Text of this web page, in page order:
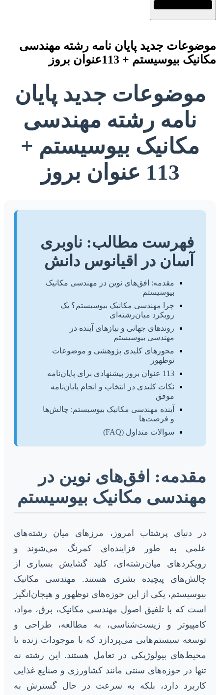
موضوعات جدید پایان نامه رشته مهندسی
مکانیک بیوسیستم + 113عنوان بروز
موضوعات جدید پایان
نامه رشته مهندسی
مکانیک بیوسیستم +
113 عنوان بروز
فهرست مطالب: ناوبری
آسان در اقیانوس دانش
مقدمه: افق‌های نوین در مهندسی مکانیک
بیوسیستم
چرا مهندسی مکانیک بیوسیستم؟ یک
رویکرد میان‌رشته‌ای
روندهای جهانی و نیازهای آینده در
مهندسی بیوسیستم
محورهای کلیدی پژوهشی و موضوعات
نوظهور
113 عنوان بروز پیشنهادی برای پایان‌نامه
نکات کلیدی در انتخاب و انجام پایان‌نامه
موفق
آینده مهندسی مکانیک بیوسیستم: چالش‌ها
و فرصت‌ها
سوالات متداول (FAQ)
مقدمه: افق‌های نوین در
مهندسی مکانیک بیوسیستم
در دنیای پرشتاب امروز، مرزهای میان رشته‌های
علمی به طور فزاینده‌ای کمرنگ می‌شوند و
رویکردهای میان‌رشته‌ای، کلید گشایش بسیاری از
چالش‌های پیچیده بشری هستند. مهندسی مکانیک
بیوسیستم، یکی از این حوزه‌های نوظهور و هیجان‌انگیز
است که با تلفیق اصول مهندسی مکانیک، برق، مواد،
کامپیوتر و زیست‌شناسی، به مطالعه، طراحی و
توسعه سیستم‌هایی می‌پردازد که با موجودات زنده یا
محیط‌های بیولوژیکی در تعامل هستند. این رشته نه
تنها در حوزه‌های سنتی مانند کشاورزی و صنایع غذایی
کاربرد دارد، بلکه به سرعت در حال گسترش به